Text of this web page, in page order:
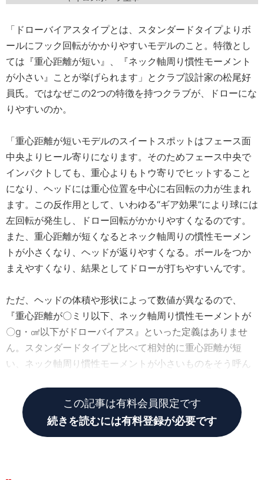
「ドローバイアスタイプとは、スタンダードタイプよりボ
ールにフック回転がかかりやすいモデルのこと。特徴とし
ては『重心距離が短い』、『ネック軸周り慣性モーメント
が小さい』ことが挙げられます」とクラブ設計家の松尾好
員氏。ではなぜこの2つの特徴を持つクラブが、ドローにな
りやすいのか。
「重心距離が短いモデルのスイートスポットはフェース面
中央よりヒール寄りになります。そのためフェース中央で
インパクトしても、重心よりもトウ寄りでヒットすること
になり、ヘッドには重心位置を中心に右回転の力が生まれ
ます。この反作用として、いわゆる“ギア効果”により球には
左回転が発生し、ドロー回転がかかりやすくなるのです。
また、重心距離が短くなるとネック軸周りの慣性モーメン
トが小さくなり、ヘッドが返りやすくなる。ボールをつか
まえやすくなり、結果としてドローが打ちやすいんです。
ただ、ヘッドの体積や形状によって数値が異なるので、
『重心距離が〇ミリ以下、ネック軸周り慣性モーメントが
〇g・㎠以下がドローバイアス』といった定義はありませ
ん。スタンダードタイプと比べて相対的に重心距離が短
い、ネック軸周り慣性モーメントが小さいものをそう呼ん
この記事は有料会員限定です
続きを読むには有料登録が必要です